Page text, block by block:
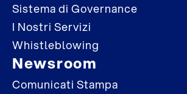
Sistema di Governance
I Nostri Servizi
Whistleblowing
Newsroom
Comunicati Stampa